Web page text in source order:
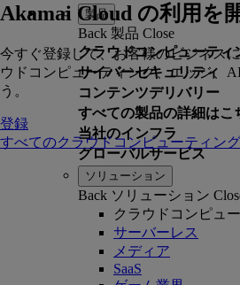
製品
Back 製品 Close
クラウドコンピューティ
サイバーセキュリティ
コンテンツデリバリー
すべての製品の詳細はこ
当社のインフラ
グローバルサービス
Akamai Cloud の利用を
今すぐ登録して、お客様のビジネス
ウドコンピューティング、エッジ、
う。
登録
すべてのクラウドコンピューティン
ソリューション
Back ソリューション
クラウドコンピュ
サーバーレス
メディア
SaaS